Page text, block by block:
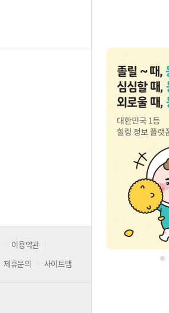
이용약관
제휴문의 사이트맵